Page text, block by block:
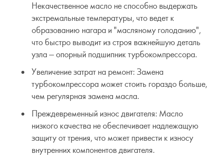
Некачественное масло не способно выдержать
экстремальные температуры, что ведет к
образованию нагара и "масляному голоданию",
что быстро выводит из строя важнейшую деталь
узла — опорный подшипник турбокомпрессора.
Увеличение затрат на ремонт: Замена
турбокомпрессора может стоить гораздо больше,
чем регулярная замена масла.
Преждевременный износ двигателя: Масло
низкого качества не обеспечивает надлежащую
защиту от трения, что может привести к износу
внутренних компонентов двигателя.